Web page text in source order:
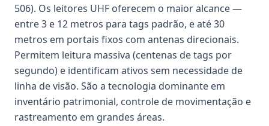
506). Os leitores UHF oferecem o maior alcance —
entre 3 e 12 metros para tags padrão, e até 30
metros em portais fixos com antenas direcionais.
Permitem leitura massiva (centenas de tags por
segundo) e identificam ativos sem necessidade de
linha de visão. São a tecnologia dominante em
inventário patrimonial, controle de movimentação e
rastreamento em grandes áreas.